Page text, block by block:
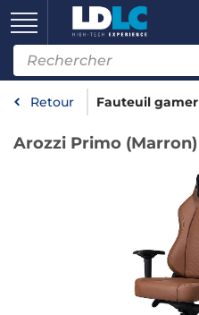
Retour Fauteuil gamer
Arozzi Primo (Marron)